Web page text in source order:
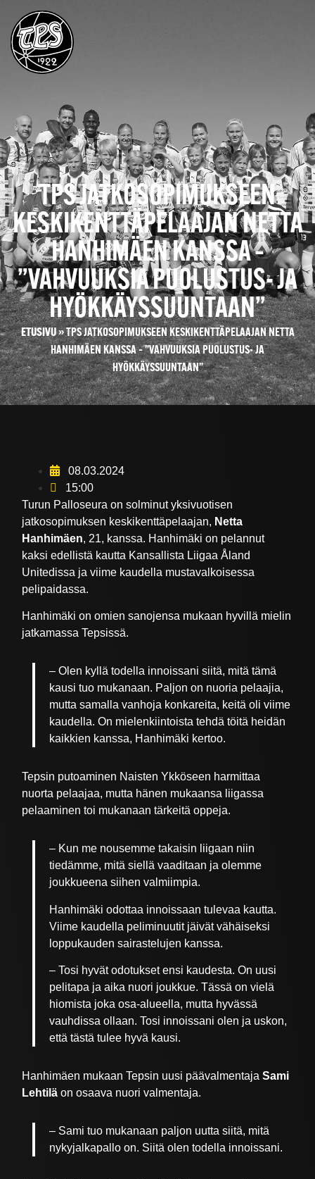
TPS JATKOSOPIMUKSEEN
KESKIKENTTÄPELAAJAN NETTA
HANHIMÄEN KANSSA –
”VAHVUUKSIA PUOLUSTUS- JA
HYÖKKÄYSSUUNTAAN”
ETUSIVU»TPS JATKOSOPIMUKSEEN KESKIKENTTÄPELAAJAN NETTA
HANHIMÄEN KANSSA – ”VAHVUUKSIA PUOLUSTUS- JA
HYÖKKÄYSSUUNTAAN”
08.03.2024
15:00
Turun Palloseura on solminut yksivuotisen
jatkosopimuksen keskikenttäpelaajan, Netta
Hanhimäen, 21, kanssa. Hanhimäki on pelannut
kaksi edellistä kautta Kansallista Liigaa Åland
Unitedissa ja viime kaudella mustavalkoisessa
pelipaidassa.
Hanhimäki on omien sanojensa mukaan hyvillä mielin
jatkamassa Tepsissä.
– Olen kyllä todella innoissani siitä, mitä tämä
kausi tuo mukanaan. Paljon on nuoria pelaajia,
mutta samalla vanhoja konkareita, keitä oli viime
kaudella. On mielenkiintoista tehdä töitä heidän
kaikkien kanssa, Hanhimäki kertoo.
Tepsin putoaminen Naisten Ykköseen harmittaa
nuorta pelaajaa, mutta hänen mukaansa liigassa
pelaaminen toi mukanaan tärkeitä oppeja.
– Kun me nousemme takaisin liigaan niin
tiedämme, mitä siellä vaaditaan ja olemme
joukkueena siihen valmiimpia.
Hanhimäki odottaa innoissaan tulevaa kautta.
Viime kaudella peliminuutit jäivät vähäiseksi
loppukauden sairastelujen kanssa.
– Tosi hyvät odotukset ensi kaudesta. On uusi
pelitapa ja aika nuori joukkue. Tässä on vielä
hiomista joka osa-alueella, mutta hyvässä
vauhdissa ollaan. Tosi innoissani olen ja uskon,
että tästä tulee hyvä kausi.
Hanhimäen mukaan Tepsin uusi päävalmentajaSami
Lehtilä on osaava nuori valmentaja.
– Sami tuo mukanaan paljon uutta siitä, mitä
nykyjalkapallo on. Siitä olen todella innoissani.